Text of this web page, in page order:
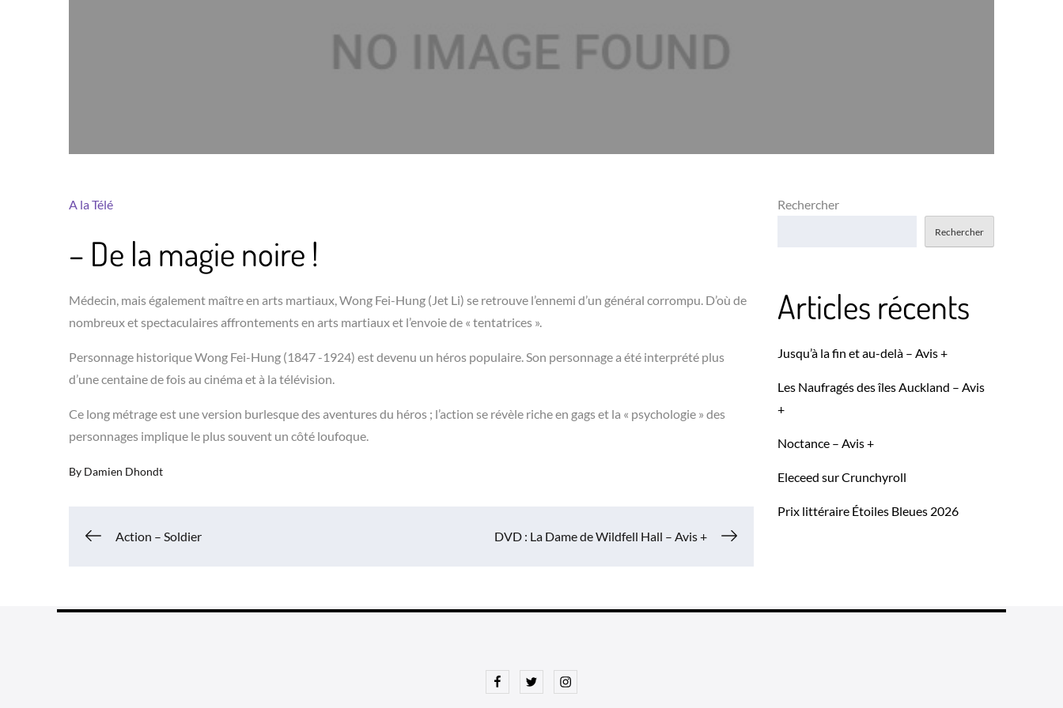
A la Télé
– De la magie noire !
Médecin, mais également maître en arts martiaux, Wong Fei-Hung (Jet Li) se retrouve l’ennemi d’un général corrompu. D’où de
nombreux et spectaculaires affrontements en arts martiaux et l’envoie de « tentatrices ».
Personnage historique Wong Fei-Hung (1847 -1924) est devenu un héros populaire. Son personnage a été interprété plus
d’une centaine de fois au cinéma et à la télévision.
Ce long métrage est une version burlesque des aventures du héros ; l’action se révèle riche en gags et la « psychologie » des
personnages implique le plus souvent un côté loufoque.
By Damien Dhondt
Navigation
Action – Soldier DVD : La Dame de Wildfell Hall – Avis +
Rechercher
Rechercher
Articles récents
Jusqu’à la fin et au-delà – Avis +
Les Naufragés des îles Auckland – Avis
+
Noctance – Avis +
Eleceed sur Crunchyroll
Prix littéraire Étoiles Bleues 2026
FacebookTwitterInstagram